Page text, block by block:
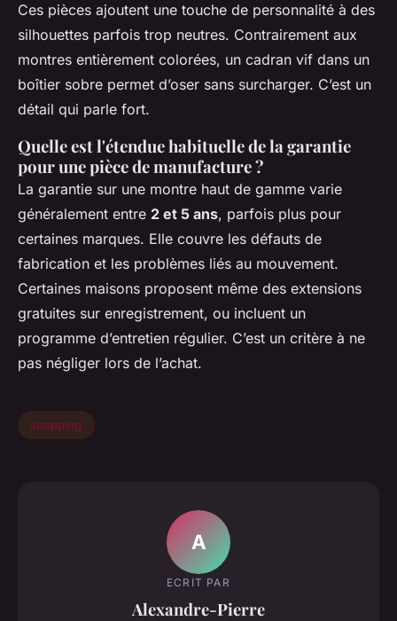
Ces pièces ajoutent une touche de personnalité à des
silhouettes parfois trop neutres. Contrairement aux
montres entièrement colorées, un cadran vif dans un
boîtier sobre permet d’oser sans surcharger. C’est un
détail qui parle fort.
Quelle est l'étendue habituelle de la garantie
pour une pièce de manufacture ?
La garantie sur une montre haut de gamme varie
généralement entre 2 et 5 ans, parfois plus pour
certaines marques. Elle couvre les défauts de
fabrication et les problèmes liés au mouvement.
Certaines maisons proposent même des extensions
gratuites sur enregistrement, ou incluent un
programme d’entretien régulier. C’est un critère à ne
pas négliger lors de l’achat.
shopping
A
ECRIT PAR
Alexandre-Pierre